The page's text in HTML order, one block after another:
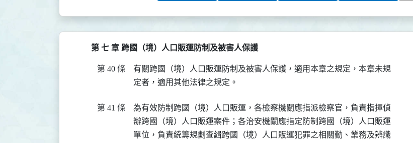
第 七 章 跨國（境）人口販運防制及被害人保護
第 40 條
有關跨國（境）人口販運防制及被害人保護，適用本章之規定，本章未規
定者，適用其他法律之規定。
第 41 條
為有效防制跨國（境）人口販運，各檢察機關應指派檢察官，負責指揮偵
辦跨國（境）人口販運案件；各治安機關應指定防制跨國（境）人口販運
單位，負責統籌規劃查緝跨國（境）人口販運犯罪之相關勤、業務及辨識